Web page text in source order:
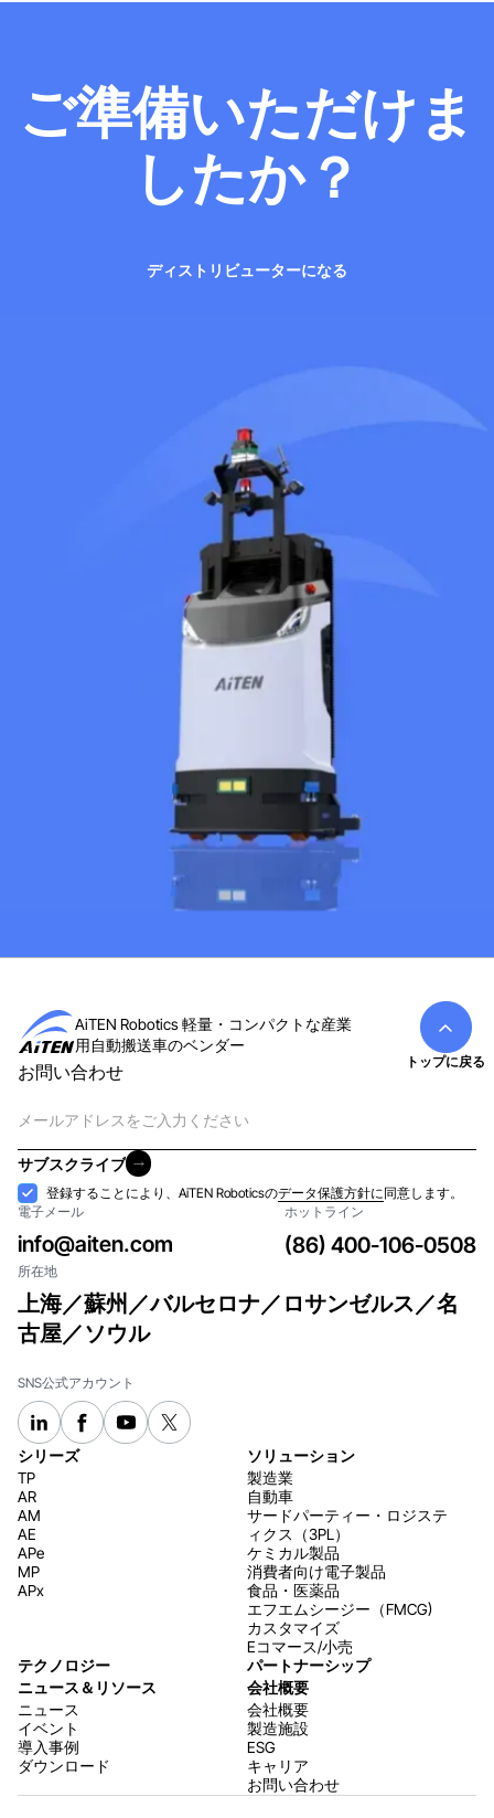
ご準備いただけま
したか？
ディストリビューターになる
AiTEN Robotics 軽量・コンパクトな産業
用自動搬送車のベンダー
お問い合わせ
子
メ
ー
ル
サブスクライブ
サブスクライブ
受
け
入
れ
登録することにより、AiTEN Roboticsのデータ保護方針に同意します。
電子メール
info@aiten.com
ホットライン
(86) 400-106-0508
所在地
上海／蘇州／バルセロナ／ロサンゼルス／名
古屋／ソウル
SNS公式アカウント
シリーズ
TP
AR
AM
AE
APe
MP
APx
ソリューション
製造業
自動車
サードパーティー・ロジステ
ィクス（3PL）
ケミカル製品
消費者向け電子製品
食品・医薬品
エフエムシージー（FMCG)
カスタマイズ
Eコマース/小売
テクノロジー
パートナーシップ
ニュース＆リソース
ニュース
イベント
導入事例
ダウンロード
会社概要
会社概要
製造施設
ESG
キャリア
お問い合わせ
トップに戻る